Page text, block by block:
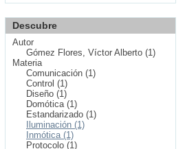
Descubre
Autor
Gómez Flores, Víctor Alberto (1)
Materia
Comunicación (1)
Control (1)
Diseño (1)
Domótica (1)
Estandarizado (1)
Iluminación (1)
Inmótica (1)
Protocolo (1)